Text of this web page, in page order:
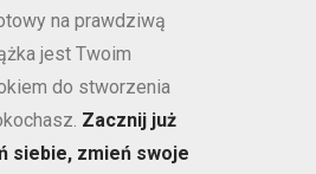
na prawdziwą
jest Twoim
do stworzenia
Zacznij już
siebie, zmień swoje